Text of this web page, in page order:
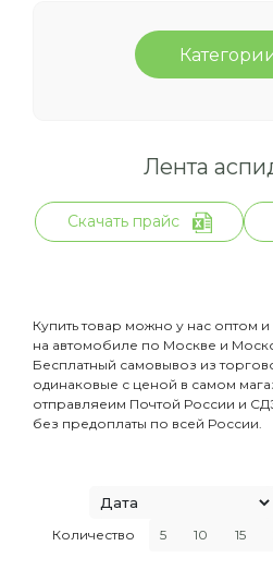
Лента
Скачать прайс
Купить товар можно у нас оптом и
на автомобиле по Москве и
Бесплатный самовывоз из
одинаковые с ценой в самом
отправляеим Почтой России и
без предоплаты по всей России.
Количество 5 10 15